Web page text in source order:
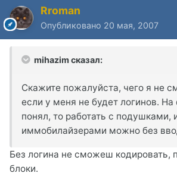
Rroman
Опубликовано 20 мая, 2007
mihazim сказал:
Скажите пожалуйста, чего я не
если у меня не будет логинов. На
понял, то работать с подушками,
иммобилайзерами можно без
Без логина не сможеш кодировать,
блоки.